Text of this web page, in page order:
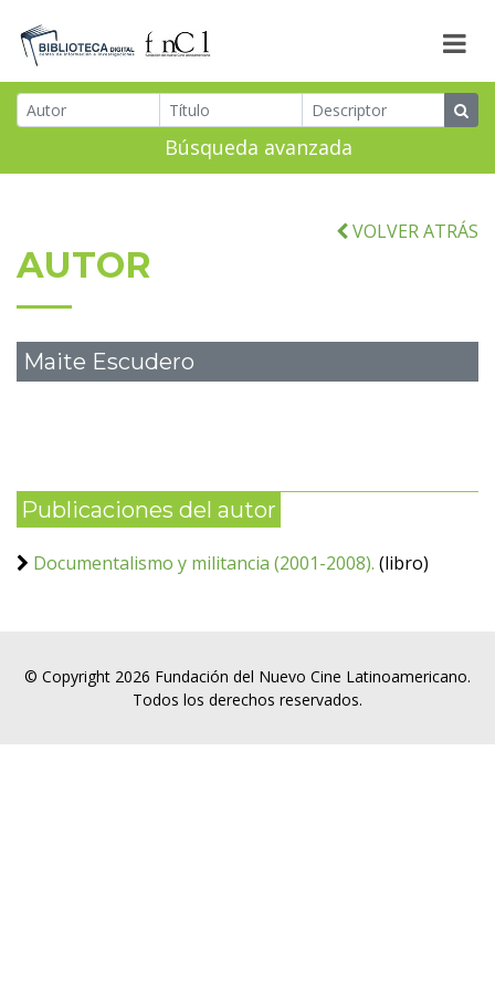
Búsqueda avanzada
VOLVER ATRÁS
AUTOR
Maite Escudero
Publicaciones del autor
Documentalismo y militancia (2001-2008). (libro)
© Copyright 2026 Fundación del Nuevo Cine Latinoamericano.
Todos los derechos reservados.